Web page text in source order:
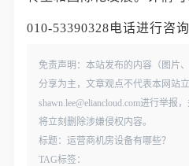
010-53390328电话进行咨询
免责声明：本站发布的内容（图片
分享为主，文章观点不代表本网站
shawn.lee@eliancloud.com进行举报
将立刻删除涉嫌侵权内容。
标题：运营商机房设备有哪些？
TAG标签：